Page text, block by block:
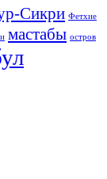
Сикри Фетхие
мастабы остров